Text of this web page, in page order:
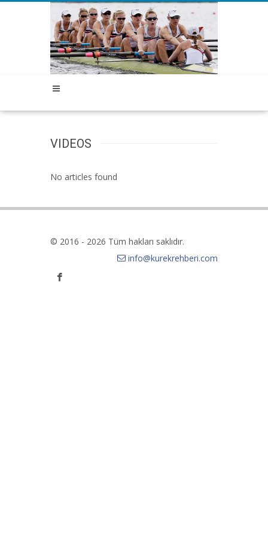
VIDEOS
No articles found
© 2016 - 2026 Tüm hakları saklıdır.
info@kurekrehberi.com